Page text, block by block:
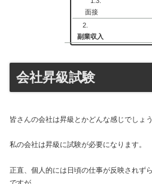
面接
副業収入
会社昇級試験
皆さんの会社は昇級とかどんな感じでしょ
私の会社は昇級に試験が必要になります。
正直、個人的には日頃の仕事が反映されず